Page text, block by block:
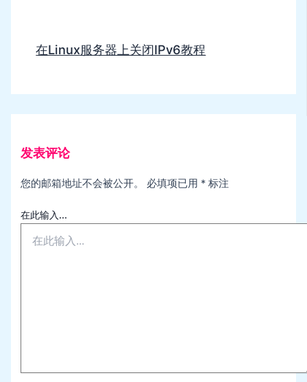
在Linux服务器上关闭IPv6教程
发表评论
您的邮箱地址不会被公开。 必填项已用 * 标注
在此输入...